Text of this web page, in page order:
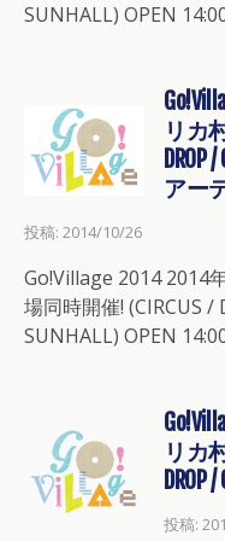
SUNHALL) OPEN
リカ
DROP
アー
投稿: 2014/10/26
Go!Village 2014 2014
場同時開催! (CIRCUS /
SUNHALL) OPEN
リカ
DROP
投稿: